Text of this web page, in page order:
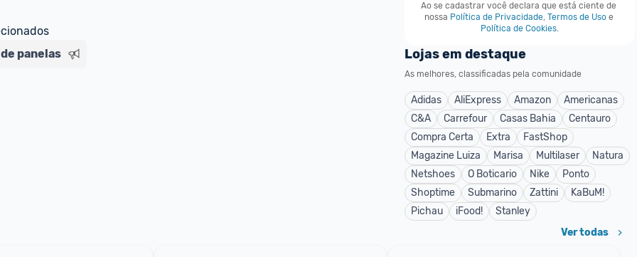
um marketplace, nós indicamos no
sinalizamos através da tag
panelas
Ao se cadastrar você declara que está ciente de
nossa Política de Privacidade, Termos de Uso e
Política de Cookies.
Lojas em destaque
As melhores, classificadas pela comunidade
Adidas AliExpress Amazon
Americanas
C&A
Carrefour Casas Bahia
Centauro
Compra Certa
Extra
FastShop
Magazine Luiza
Marisa Multilaser
Natura
Netshoes
O Boticario Nike
Ponto
Shoptime
Submarino Zattini
KaBuM!
Pichau
iFood! Stanley
Ver todas